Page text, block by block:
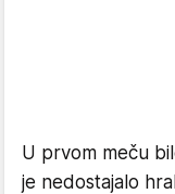
U prvom meču
je nedostajalo